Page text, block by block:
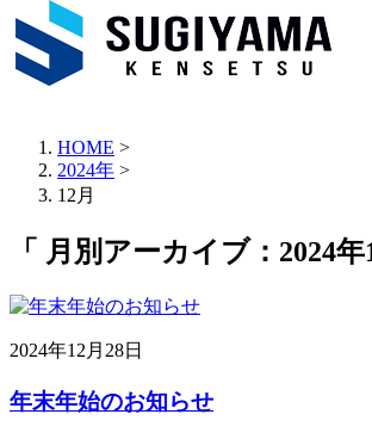
HOME >
2024年 >
12月
「 月別アーカイブ：2024
2024年12月28日
年末年始のお知らせ